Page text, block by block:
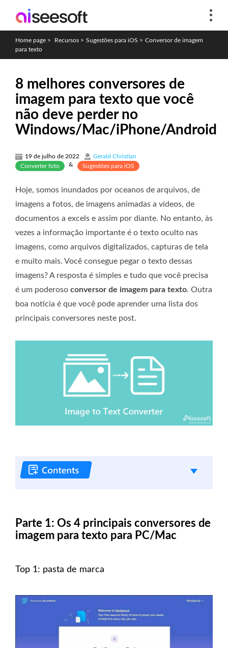
Home page > Recursos > Sugestões para iOS > Conversor de imagem
para texto
8 melhores conversores de
imagem para texto que você
não deve perder no
Windows/Mac/iPhone/Android
19 de julho de 2022
Gerald Christian
Converter foto
& Sugestões para iOS
Hoje, somos inundados por oceanos de arquivos, de
imagens a fotos, de imagens animadas a vídeos, de
documentos a excels e assim por diante. No entanto, às
vezes a informação importante é o texto oculto nas
imagens, como arquivos digitalizados, capturas de tela
e muito mais. Você consegue pegar o texto dessas
imagens? A resposta é simples e tudo que você precisa
é um poderoso conversor de imagem para texto. Outra
boa notícia é que você pode aprender uma lista dos
principais conversores neste post.
Parte 1: Os 4 principais conversores de
imagem para texto para PC/Mac
Top 1: pasta de marca